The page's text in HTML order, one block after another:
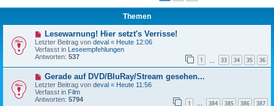
Themen
N
e
u
e
r
B
e
i
t
r
Lesewarnung! Hier setzt's Verrisse!
Letzter Beitrag von deval « Heute 12:06
Verfasst in Leseempfehlungen
Antworten: 537 1 33 34 35 36
N
e
u
e
r
Gerade auf DVD/BluRay/Stream gesehen...
Letzter Beitrag von deval « Heute 11:56
Verfasst in Film
Antworten: 5794 1 … 384 385 386 387